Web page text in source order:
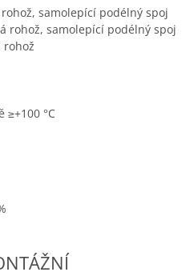
samolepící podélný spoj
rohož, samolepící podélný spoj
rohož
≥+100 °C